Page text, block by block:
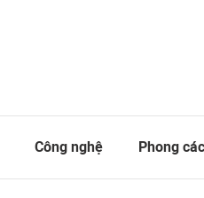
Công nghệ Phong